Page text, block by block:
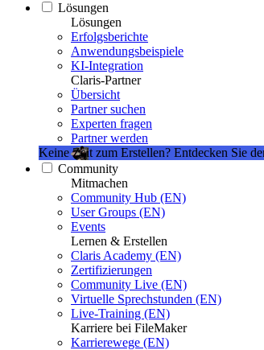
Lösungen
Lösungen
Erfolgsberichte
Anwendungsbeispiele
KI-Integration
Claris-Partner
Übersicht
Partner suchen
Experten fragen
Partner werden
Keine Zeit zum Erstellen? Entdecken Sie
Community
Mitmachen
Community Hub (EN)
User Groups (EN)
Events
Lernen & Erstellen
Claris Academy (EN)
Zertifizierungen
Community Live (EN)
Virtuelle Sprechstunden (EN)
Live-Training (EN)
Karriere bei FileMaker
Karrierewege (EN)